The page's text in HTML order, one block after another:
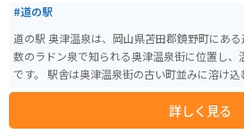
#道の駅
道の駅 奥津温泉は、岡山県苫田郡鏡野町にあ
数のラドン泉で知られる奥津温泉街に位置し
です。 駅舎は奥津温泉街の古い町並みに溶け込むように設計されており、地
元産の野菜や特産品を販売する物産コーナー
設されています。奥津温泉の源泉かけ流しの足
す。 バイクで訪れる場合、道の駅に隣接する場所にバイクスタンドと屋根付
詳しく見る